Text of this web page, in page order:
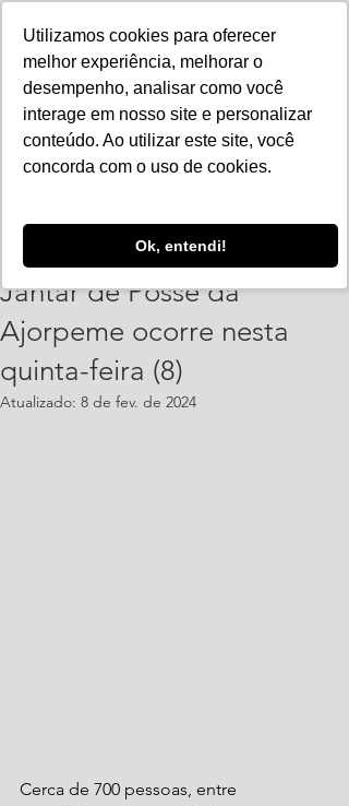
Utilizamos cookies para oferecer
melhor experiência, melhorar o
desempenho, analisar como você
interage em nosso site e personalizar
conteúdo. Ao utilizar este site, você
concorda com o uso de cookies.
Ok, entendi!
Jantar de Posse da
Ajorpeme ocorre nesta
quinta-feira (8)
Atualizado: 8 de fev. de 2024
Cerca de 700 pessoas, entre